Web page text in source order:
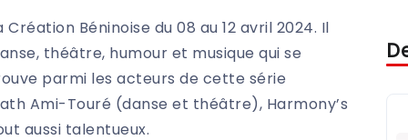
Béninoise du 08 au 12 avril 2024. Il
théâtre, humour et musique qui se
parmi les acteurs de cette série
Ami-Touré (danse et théâtre), Harmony’s
aussi talentueux.